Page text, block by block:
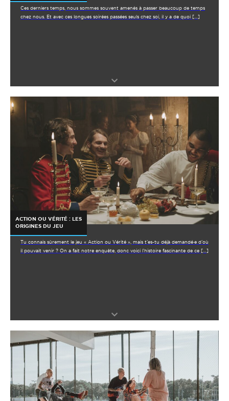
Ces derniers temps, nous sommes souvent amenés à passer beaucoup de temps
chez nous. Et avec ces longues soirées passées seuls chez soi, il y a de quoi […]
ACTION OU VÉRITÉ : LES
ORIGINES DU JEU
Tu connais sûrement le jeu « Action ou Vérité », mais t’es-tu déjà demandé·e d’où
il pouvait venir ? On a fait notre enquête, donc voici l’histoire fascinante de ce […]